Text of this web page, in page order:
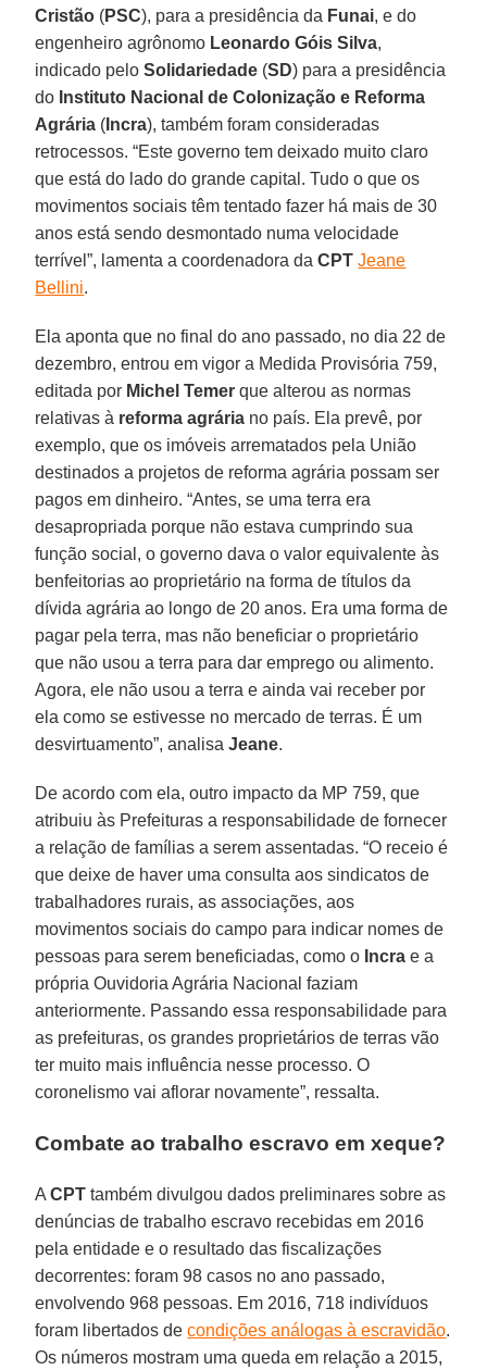
Cristão (PSC), para a presidência da Funai, e do
engenheiro agrônomo Leonardo Góis Silva,
indicado peloSolidariedade (SD) para a presidência
do Instituto Nacional de Colonização e Reforma
Agrária ( Incra), também foram consideradas
retrocessos. “Este governo tem deixado muito claro
que está do lado do grande capital. Tudo o que os
movimentos sociais têm tentado fazer há mais de 30
anos está sendo desmontado numa velocidade
terrível”, lamenta a coordenadora daCPT Jeane
Bellini.
Ela aponta que no final do ano passado, no dia 22 de
dezembro, entrou em vigor a Medida Provisória 759,
editada por Michel Temer que alterou as normas
relativas à reforma agrária no país. Ela prevê, por
exemplo, que os imóveis arrematados pela União
destinados a projetos de reforma agrária possam ser
pagos em dinheiro. “Antes, se uma terra era
desapropriada porque não estava cumprindo sua
função social, o governo dava o valor equivalente às
benfeitorias ao proprietário na forma de títulos da
dívida agrária ao longo de 20 anos. Era uma forma de
pagar pela terra, mas não beneficiar o proprietário
que não usou a terra para dar emprego ou alimento.
Agora, ele não usou a terra e ainda vai receber por
ela como se estivesse no mercado de terras. É um
desvirtuamento”, analisaJeane.
De acordo com ela, outro impacto da MP 759, que
atribuiu às Prefeituras a responsabilidade de fornecer
a relação de famílias a serem assentadas. “O receio é
que deixe de haver uma consulta aos sindicatos de
trabalhadores rurais, as associações, aos
movimentos sociais do campo para indicar nomes de
pessoas para serem beneficiadas, como o Incra e a
própria Ouvidoria Agrária Nacional faziam
anteriormente. Passando essa responsabilidade para
as prefeituras, os grandes proprietários de terras vão
ter muito mais influência nesse processo. O
coronelismo vai aflorar novamente”, ressalta.
Combate ao trabalho escravo em xeque?
ACPT também divulgou dados preliminares sobre as
denúncias de trabalho escravo recebidas em 2016
pela entidade e o resultado das fiscalizações
decorrentes: foram 98 casos no ano passado,
envolvendo 968 pessoas. Em 2016, 718 indivíduos
foram libertados decondições análogas à escravidão.
Os números mostram uma queda em relação a 2015,